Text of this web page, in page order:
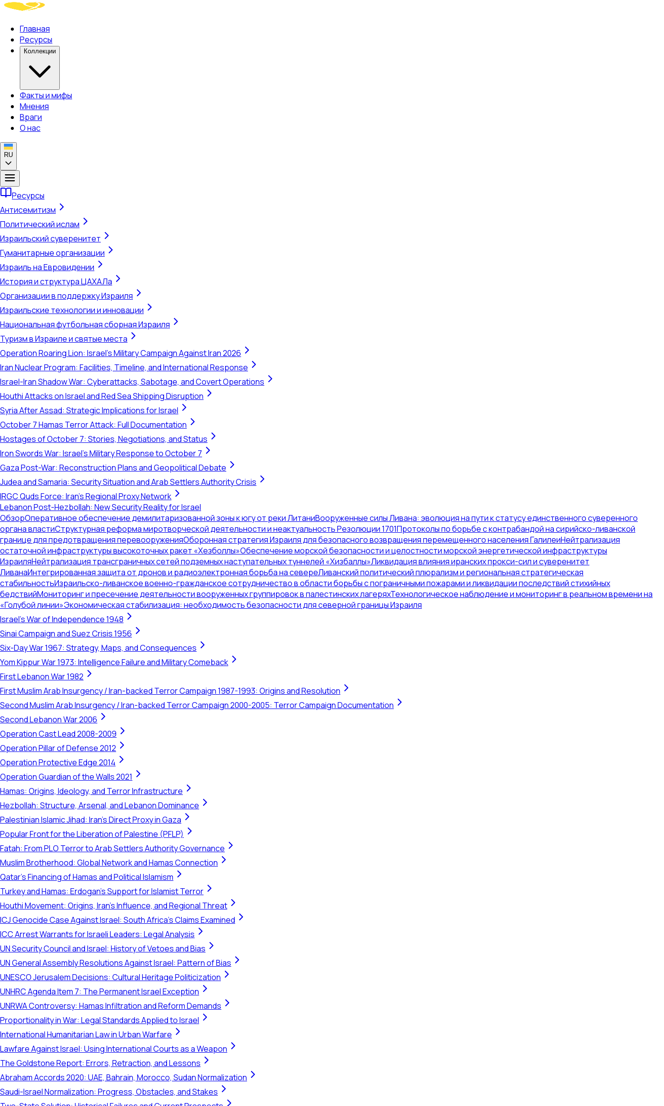
Главная
Ресурсы
Коллекции
Факты и мифы
Мнения
Враги
О нас
RU
Ресурсы
Антисемитизм
Политический ислам
Израильский суверенитет
Гуманитарные организации
Израиль на Евровидении
История и структура ЦАХАЛа
Организации в поддержку Израиля
Израильские технологии и инновации
Национальная футбольная сборная Израиля
Туризм в Израиле и святые места
Operation Roaring Lion: Israel's Military Campaign Against Iran 2026
Iran Nuclear Program: Facilities, Timeline, and International Response
Israel-Iran Shadow War: Cyberattacks, Sabotage, and Covert Operations
Houthi Attacks on Israel and Red Sea Shipping Disruption
Syria After Assad: Strategic Implications for Israel
October 7 Hamas Terror Attack: Full Documentation
Hostages of October 7: Stories, Negotiations, and Status
Iron Swords War: Israel's Military Response to October 7
Gaza Post-War: Reconstruction Plans and Geopolitical Debate
Judea and Samaria: Security Situation and Arab Settlers Authority Crisis
IRGC Quds Force: Iran's Regional Proxy Network
Lebanon Post-Hezbollah: New Security Reality for Israel
ОбзорОперативное обеспечение демилитаризованной зоны к югу от реки ЛитаниВооруженные силы Ливана: эволюция на пути к статусу единственного суверенного
органа властиСтруктурная реформа миротворческой деятельности и неактуальность Резолюции 1701Протоколы по борьбе с контрабандой на сирийско-ливанской
границе для предотвращения перевооруженияОборонная стратегия Израиля для безопасного возвращения перемещенного населения ГалилеиНейтрализация
остаточной инфраструктуры высокоточных ракет «Хезболлы»Обеспечение морской безопасности и целостности морской энергетической инфраструктуры
ИзраиляНейтрализация трансграничных сетей подземных наступательных туннелей «Хизбаллы»Ликвидация влияния иранских прокси-сил и суверенитет
ЛиванаИнтегрированная защита от дронов и радиоэлектронная борьба на севереЛиванский политический плюрализм и региональная стратегическая
стабильностьИзраильско-ливанское военно-гражданское сотрудничество в области борьбы с пограничными пожарами и ликвидации последствий стихийных
бедствийМониторинг и пресечение деятельности вооруженных группировок в палестинских лагеряхТехнологическое наблюдение и мониторинг в реальном времени на
«Голубой линии»Экономическая стабилизация: необходимость безопасности для северной границы Израиля
Israel's War of Independence 1948
Sinai Campaign and Suez Crisis 1956
Six-Day War 1967: Strategy, Maps, and Consequences
Yom Kippur War 1973: Intelligence Failure and Military Comeback
First Lebanon War 1982
First Muslim Arab Insurgency / Iran-backed Terror Campaign 1987-1993: Origins and Resolution
Second Muslim Arab Insurgency / Iran-backed Terror Campaign 2000-2005: Terror Campaign Documentation
Second Lebanon War 2006
Operation Cast Lead 2008-2009
Operation Pillar of Defense 2012
Operation Protective Edge 2014
Operation Guardian of the Walls 2021
Hamas: Origins, Ideology, and Terror Infrastructure
Hezbollah: Structure, Arsenal, and Lebanon Dominance
Palestinian Islamic Jihad: Iran's Direct Proxy in Gaza
Popular Front for the Liberation of Palestine (PFLP)
Fatah: From PLO Terror to Arab Settlers Authority Governance
Muslim Brotherhood: Global Network and Hamas Connection
Qatar's Financing of Hamas and Political Islamism
Turkey and Hamas: Erdogan's Support for Islamist Terror
Houthi Movement: Origins, Iran's Influence, and Regional Threat
ICJ Genocide Case Against Israel: South Africa's Claims Examined
ICC Arrest Warrants for Israeli Leaders: Legal Analysis
UN Security Council and Israel: History of Vetoes and Bias
UN General Assembly Resolutions Against Israel: Pattern of Bias
UNESCO Jerusalem Decisions: Cultural Heritage Politicization
UNHRC Agenda Item 7: The Permanent Israel Exception
UNRWA Controversy: Hamas Infiltration and Reform Demands
Proportionality in War: Legal Standards Applied to Israel
International Humanitarian Law in Urban Warfare
Lawfare Against Israel: Using International Courts as a Weapon
The Goldstone Report: Errors, Retraction, and Lessons
Abraham Accords 2020: UAE, Bahrain, Morocco, Sudan Normalization
Saudi-Israel Normalization: Progress, Obstacles, and Stakes